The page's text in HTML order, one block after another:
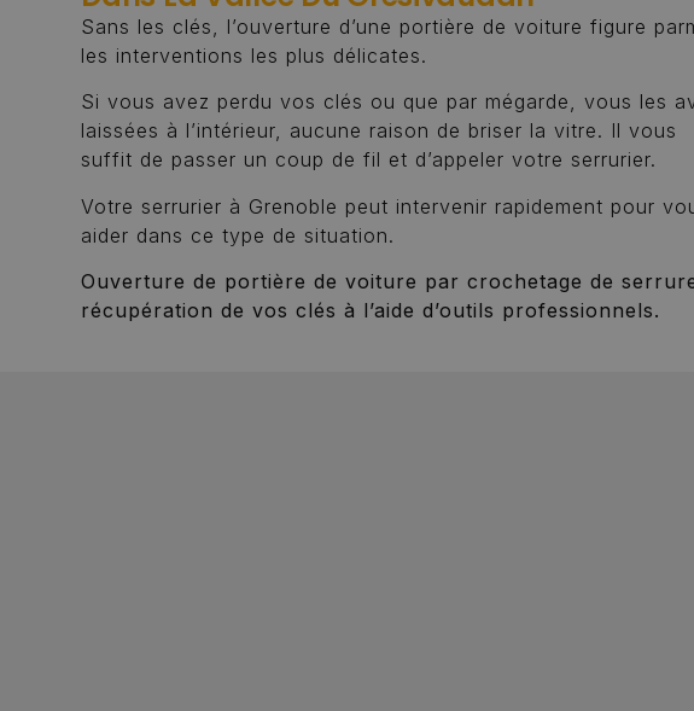
Sans les clés, l’ouverture d’une portière de voiture figure
les interventions les plus délicates.
Si vous avez perdu vos clés ou que par mégarde, vous les
laissées à l’intérieur, aucune raison de briser la vitre. Il vous
suffit de passer un coup de fil et d’appeler votre serrurier.
Votre serrurier à Grenoble peut intervenir rapidement pour
aider dans ce type de situation.
Ouverture de portière de voiture par crochetage de
récupération de vos clés à l’aide d’outils professionnels.